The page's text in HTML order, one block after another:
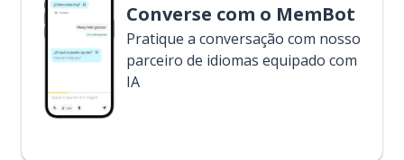
Converse com o MemBot
Pratique a conversação com nosso
parceiro de idiomas equipado com
IA